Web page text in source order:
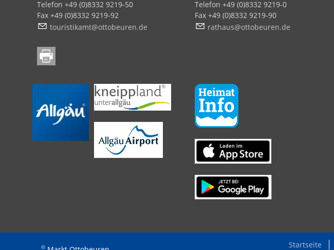
Telefon +49 (0)8332 9219-50
Fax +49 (0)8332 9219-92
t
r st k mt tt b r n d
Telefon +49 (0)8332 9219-0
Fax +49 (0)8332 9219-90
r th s tt b r n d
© Startseite